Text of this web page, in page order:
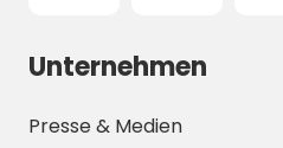
Unternehmen
Presse & Medien